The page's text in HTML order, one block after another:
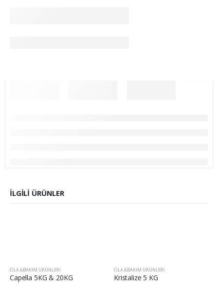
İLGILI ÜRÜNLER
CILA &BAKIM ÜRÜNLERI
Capella 5KG & 20KG
CILA &BAKIM ÜRÜNLERI
Kristalize 5 KG